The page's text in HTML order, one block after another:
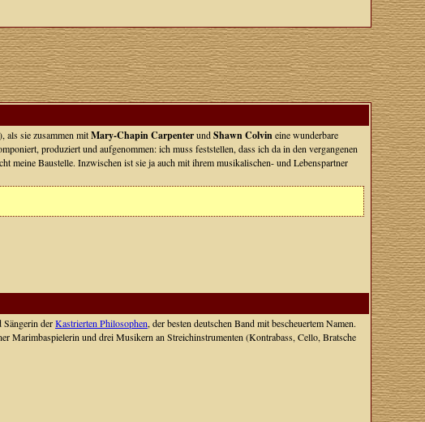
als sie zusammen mitMary-Chapin CarpenterundShawn Colvineine wunderbare
produziert und aufgenommen: ich muss feststellen, dass ich da in den vergangenen
meine Baustelle. Inzwischen ist sie ja auch mit ihrem musikalischen- und Lebenspartner
derKastrierten Philosophen, der besten deutschen Band mit bescheuertem Namen.
Marimbaspielerin und drei Musikern an Streichinstrumenten (Kontrabass, Cello, Bratsche